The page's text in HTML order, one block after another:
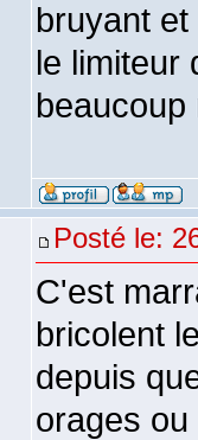
bruyant
le limiteur
beaucoup
Posté le:
C'est
bricolent
depuis
orages